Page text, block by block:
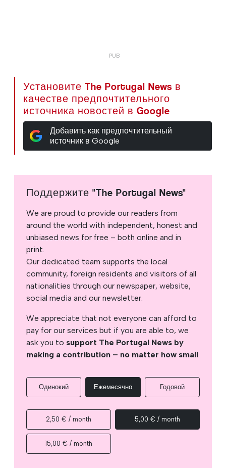
Установите The Portugal News в
качестве предпочтительного
источника новостей в Google
Добавить как предпочтительный
источник в Google
Поддержите "The Portugal News"
We are proud to provide our readers from
around the world with independent, honest and
unbiased news for free – both online and in
print.
Our dedicated team supports the local
community, foreign residents and visitors of all
nationalities through our newspaper, website,
social media and our newsletter.
We appreciate that not everyone can afford to
pay for our services but if you are able to, we
ask you to support The Portugal News by
making a contribution – no matter how small.
Одинокий Ежемесячно Годовой
2,50 € / month 5,00 € / month
15,00 € / month